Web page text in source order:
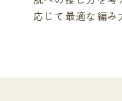
応じて最適な編み